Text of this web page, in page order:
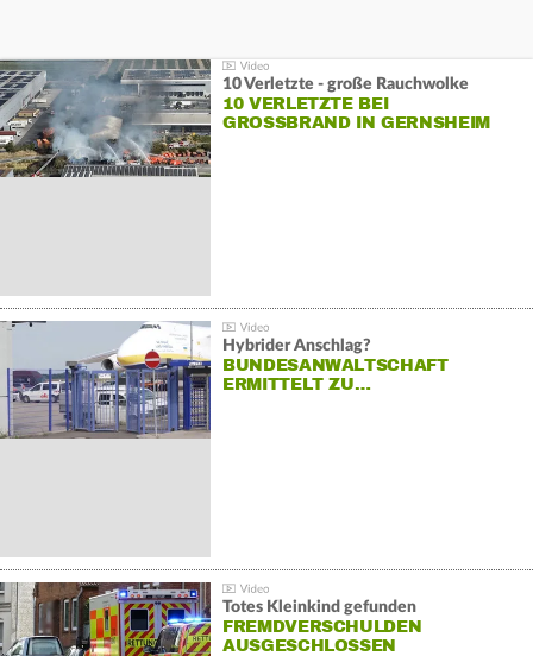
10 Verletzte - große Rauchwolke
10 VERLETZTE BEI
GROSSBRAND IN GERNSHEIM
Hybrider Anschlag?
BUNDESANWALTSCHAFT
ERMITTELT ZU…
Totes Kleinkind gefunden
FREMDVERSCHULDEN
AUSGESCHLOSSEN